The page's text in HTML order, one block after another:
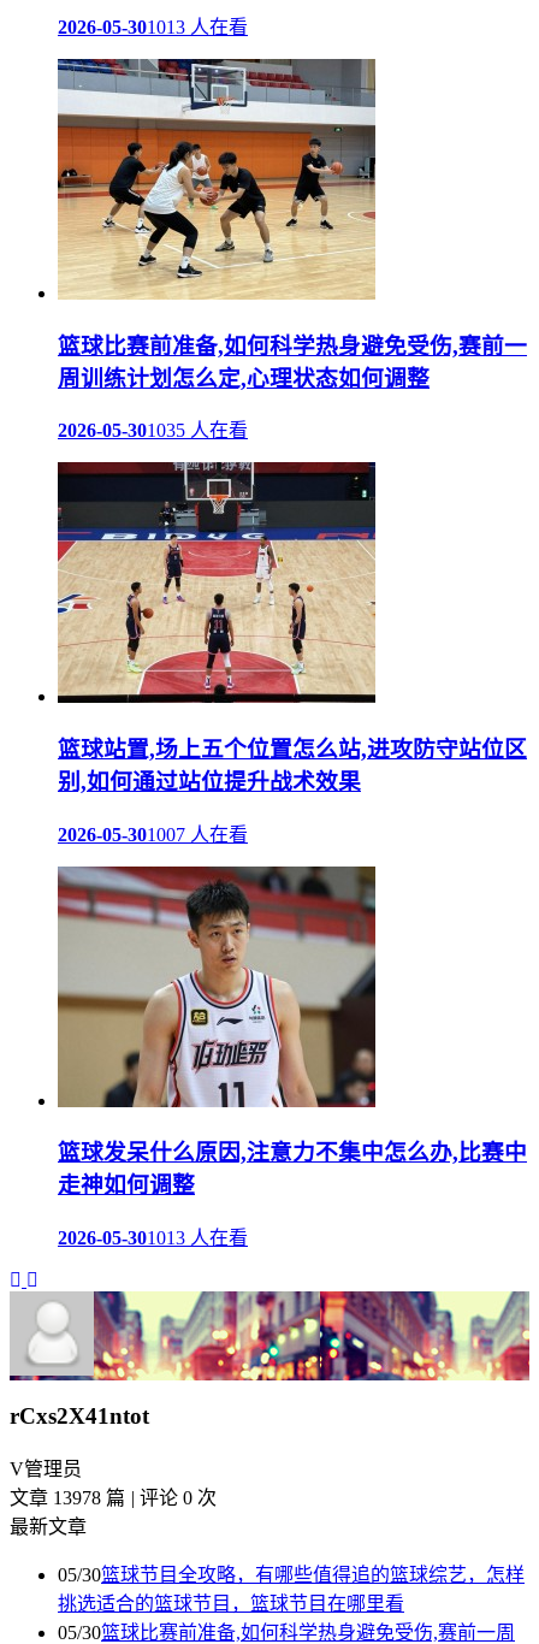
2026-05-301013 人在看
篮球比赛前准备,如何科学热身避免受伤,赛前一
周训练计划怎么定,心理状态如何调整
2026-05-301035 人在看
篮球站置,场上五个位置怎么站,进攻防守站位区
别,如何通过站位提升战术效果
2026-05-301007 人在看
篮球发呆什么原因,注意力不集中怎么办,比赛中
走神如何调整
2026-05-301013 人在看
rCxs2X41ntot
V管理员
文章 13978 篇 | 评论 0 次
最新文章
05/30篮球节目全攻略，有哪些值得追的篮球综艺，怎样
挑选适合的篮球节目，篮球节目在哪里看
05/30篮球比赛前准备,如何科学热身避免受伤,赛前一周